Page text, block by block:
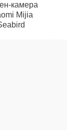
камера
Mijia